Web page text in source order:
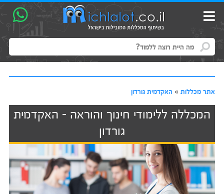
אתר מכללות» האקדמית גורדון
המכללה ללימודי חינוך והוראה - האקדמית
גורדון